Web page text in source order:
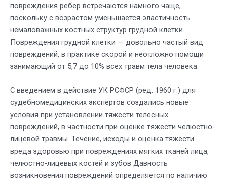
повреждения ребер встречаются намного чаще,
поскольку с возрастом уменьшается эластичность
немаловажных костных структур грудной клетки.
Повреждения грудной клетки — довольно частый вид
повреждений, в практике скорой и неотложно помощи
занимающий от 5,7 до 10% всех травм тела человека.
С введением в действие УК РСФСР (ред. 1960 г.) для
судебномедицинских экспертов создались новые
условия при установлении тяжести телесных
повреждений, в частности при оценке тяжести челюстно-
лицевой травмы. Течение, исходы и оценка тяжести
вреда здоровью при повреждениях мягких тканей лица,
челюстно-лицевых костей и зубов Давность
возникновения повреждений определяется по наличию